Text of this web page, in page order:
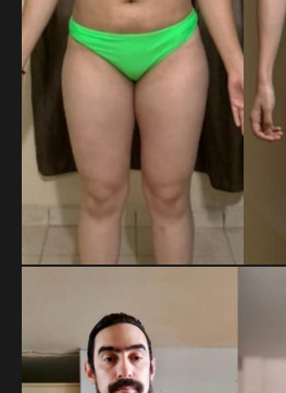
Cambio enfocado a pérdida de grasa.